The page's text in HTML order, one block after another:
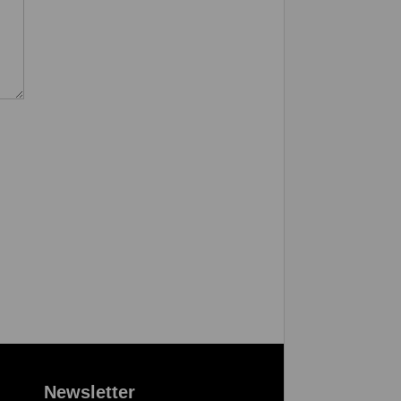
Newsletter